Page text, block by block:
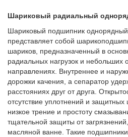
Шариковый радиальный
Шариковый подшипник
представляет собой
шариков, предназначенный в
радиальных нагрузок и небольших
направлениях. Внутреннее и
дорожки качения, а сепаратор
расстояниях друг от друга.
отсутствие уплотнений и
низкое трение и простоту
тщательной защиты от
масляной ванне. Такие